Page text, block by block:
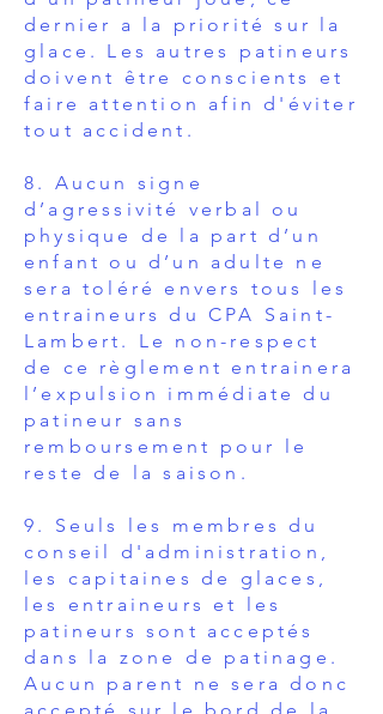
dernier a la priorité sur la
glace. Les autres patineurs
doivent être conscients et
faire attention afin d'éviter
tout accident.
8. Aucun signe
d’agressivité verbal ou
physique de la part d’un
enfant ou d’un adulte ne
sera toléré envers tous les
entraineurs du CPA Saint-
Lambert. Le non-respect
de ce règlement entrainera
l’expulsion immédiate du
patineur sans
remboursement pour le
reste de la saison.
9. Seuls les membres du
conseil d'administration,
les capitaines de glaces,
les entraineurs et les
patineurs sont acceptés
dans la zone de patinage.
Aucun parent ne sera donc